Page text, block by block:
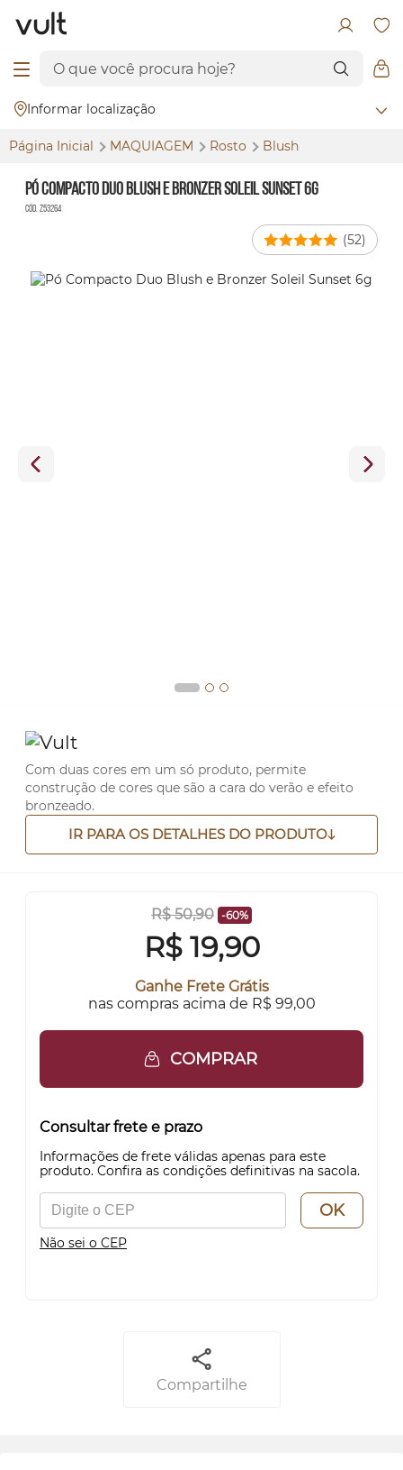
Informar localização
Página Inicial MAQUIAGEM Rosto Blush
Pó Compacto Duo Blush e Bronzer Soleil Sunset 6g
Cód. Z53264
(52)
Com duas cores em um só produto, permite
construção de cores que são a cara do verão e efeito
bronzeado.
IR PARA OS DETALHES DO PRODUTO
R$ 50,90 -60%
R$ 19,90
Ganhe Frete Grátis
nas compras acima de R$ 99,00
COMPRAR
Consultar frete e prazo
Informações de frete válidas apenas para este
produto. Confira as condições definitivas na sacola.
OK
Não sei o CEP
Compartilhe